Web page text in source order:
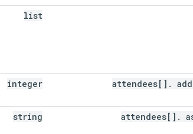
list
attendees[] .
integer
attendees[] .
string